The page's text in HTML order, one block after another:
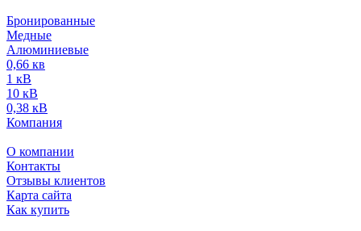
Бронированные
Медные
Алюминиевые
0,66 кв
1 кВ
10 кВ
0,38 кВ
Компания
О компании
Контакты
Отзывы клиентов
Карта сайта
Как купить